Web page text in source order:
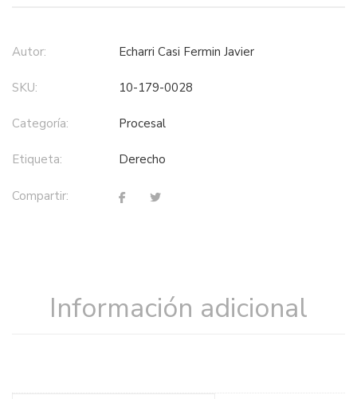
Autor: Echarri Casi Fermin Javier
SKU: 10-179-0028
Categoría: procesal
Etiqueta: derecho
Compartir:
Información adicional